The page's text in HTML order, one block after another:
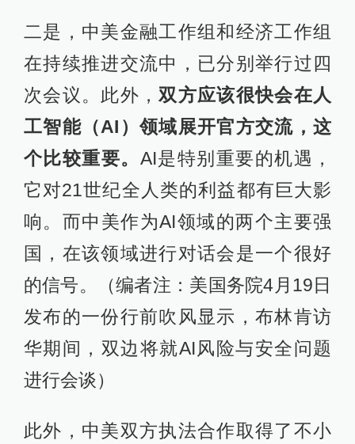
二是，中美金融工作组和经济工作组
在持续推进交流中，已分别举行过四
次会议。此外，双方应该很快会在人
工智能（AI）领域展开官方交流，这
个比较重要。 AI是特别重要的机遇，
它对21世纪全人类的利益都有巨大影
响。而中美作为AI领域的两个主要强
国，在该领域进行对话会是一个很好
的信号。（编者注：美国务院4月19日
发布的一份行前吹风显示，布林肯访
华期间，双边将就AI风险与安全问题
进行会谈）
此外，中美双方执法合作取得了不小